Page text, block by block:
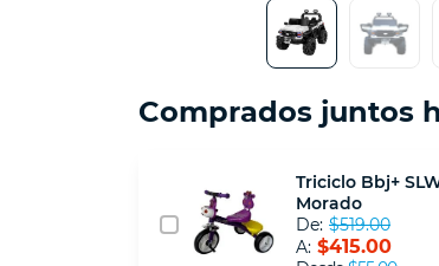
Comprados juntos
Triciclo Bbj+
Morado
De: $519.00
A: $415.00